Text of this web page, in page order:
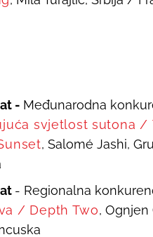
- Međunarodna
svjetlost sutona /
, Salomé Jashi,
- Regionalna
/ Depth Two, Ognjen